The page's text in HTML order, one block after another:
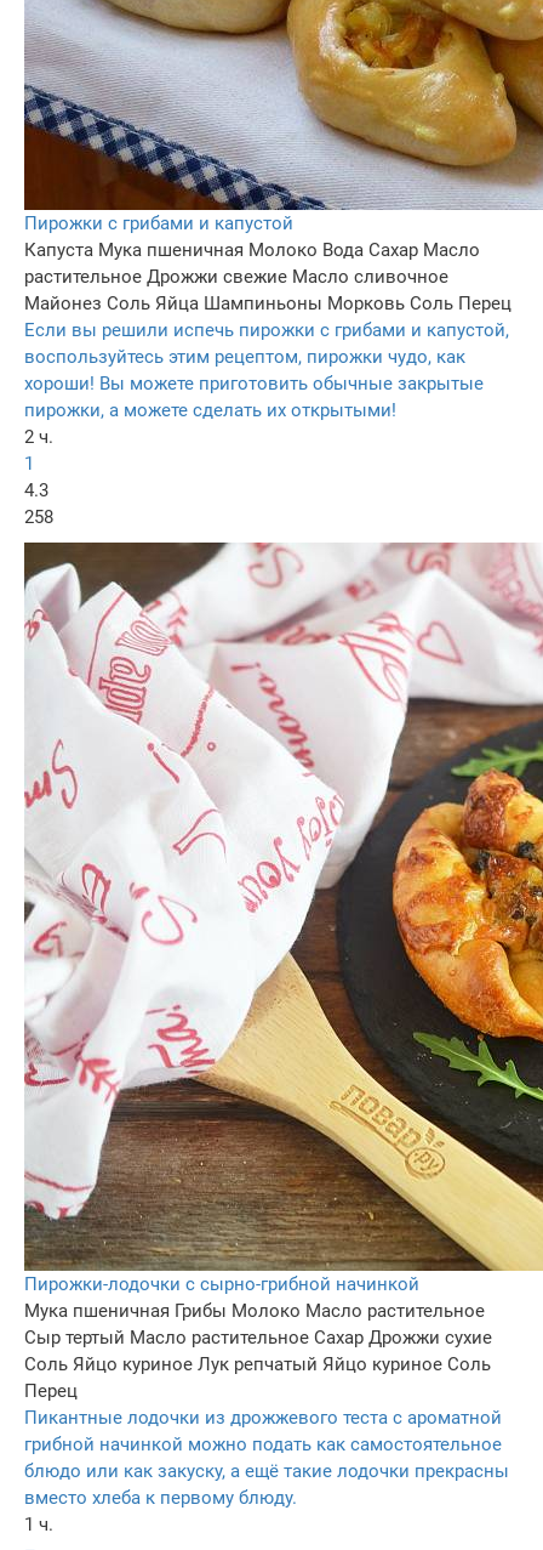
Пирожки с грибами и капустой
Капуста Мука пшеничная Молоко Вода Сахар Масло
растительное Дрожжи свежие Масло сливочное
Майонез Соль Яйца Шампиньоны Морковь Соль Перец
Если вы решили испечь пирожки с грибами и капустой,
воспользуйтесь этим рецептом, пирожки чудо, как
хороши! Вы можете приготовить обычные закрытые
пирожки, а можете сделать их открытыми!
2 ч.
1
4.3
258
Пирожки-лодочки с сырно-грибной начинкой
Мука пшеничная Грибы Молоко Масло растительное
Сыр тертый Масло растительное Сахар Дрожжи сухие
Соль Яйцо куриное Лук репчатый Яйцо куриное Соль
Перец
Пикантные лодочки из дрожжевого теста с ароматной
грибной начинкой можно подать как самостоятельное
блюдо или как закуску, а ещё такие лодочки прекрасны
вместо хлеба к первому блюду.
1 ч.